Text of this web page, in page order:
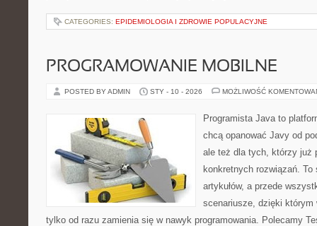
CATEGORIES: EPIDEMIOLOGIA I ZDROWIE POPULACYJNE
PROGRAMOWANIE MOBILNE
POSTED BY ADMIN STY - 10 - 2026 MOŻLIWOŚĆ
Programista Java to
chcą opanować Javy od
ale też dla tych, którzy już
konkretnych rozwiązań.
artykułów, a przede
scenariusze, dzięki którym
tylko od razu zamienia się w nawyk programowania. Polecamy